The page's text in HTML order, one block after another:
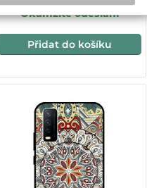
Okamžité odeslání
Přidat do košíku